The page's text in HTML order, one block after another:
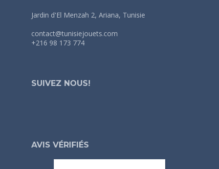
Jardin d'El Menzah 2, Ariana, Tunisie
contact@tunisiejouets.com
+216 98 173 774
SUIVEZ NOUS!
AVIS VÉRIFIÉS